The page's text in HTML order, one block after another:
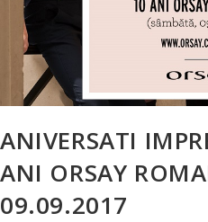
ANIVERSATI
ANI ORSAY
09.09.2017